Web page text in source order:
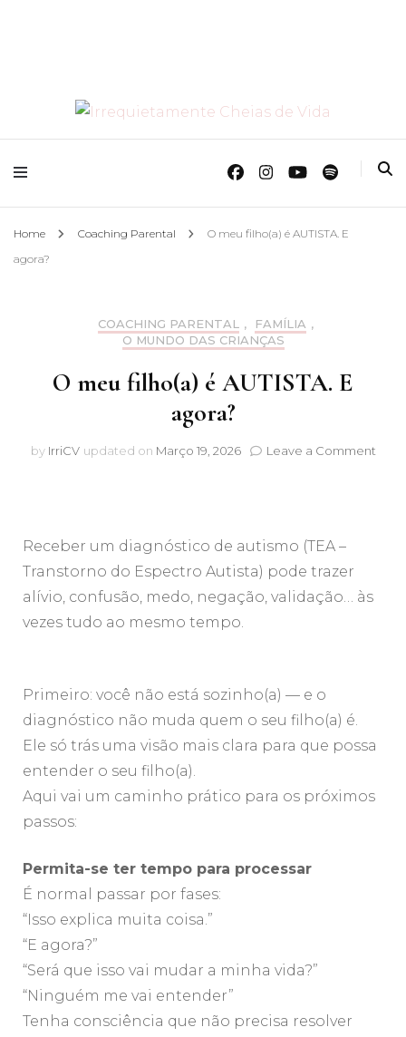
Irrequietamente
Cheias de Vida
O Mundo Das Crianças
Home Coaching Parental
O meu filho(a) é AUTISTA. E
agora?
COACHING PARENTAL , FAMÍLIA ,
O MUNDO DAS CRIANÇAS
O meu filho(a) é AUTISTA. E
agora?
by IrriCV updated on Março 19, 2026 Leave a Commenton
Receber um diagnóstico de autismo (TEA –
Transtorno do Espectro Autista) pode trazer
alívio, confusão, medo, negação, validação… às
vezes tudo ao mesmo tempo.
Primeiro: você não está sozinho(a) — e o
diagnóstico não muda quem o seu filho(a) é.
Ele só trás uma visão mais clara para que possa
entender o seu filho(a).
Aqui vai um caminho prático para os próximos
passos:
Permita-se ter tempo para processar
É normal passar por fases:
“Isso explica muita coisa.”
“E agora?”
“Será que isso vai mudar a minha vida?”
“Ninguém me vai entender”
Tenha consciência que não precisa resolver